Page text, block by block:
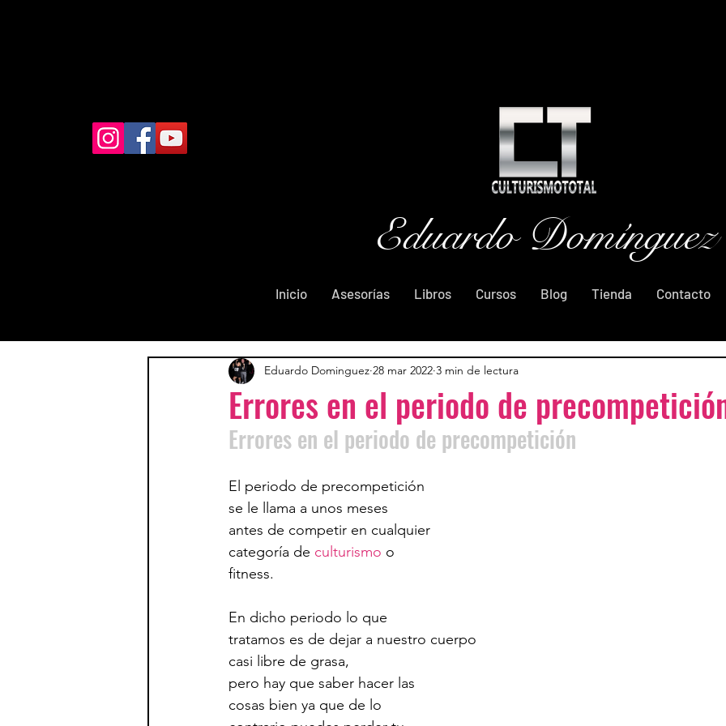
Eduardo Domínguez
Inicio Asesorías Libros Cursos Blog Tienda Contacto
Errores en el periodo de
Eduardo Dominguez 28 mar 2022 3 min de lectura
Errores en el periodo de precompetición
El periodo de precompetición
se le llama a unos meses
antes de competir en cualquier
categoría de culturismo o
fitness.
En dicho periodo lo que
tratamos es de dejar a nuestro cuerpo
casi libre de grasa,
pero hay que saber hacer las
cosas bien ya que de lo